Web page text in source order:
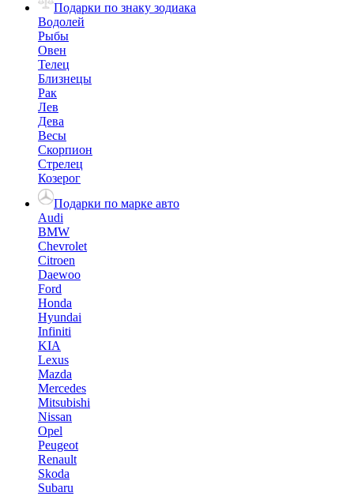
Подарки по знаку зодиака
Водолей
Рыбы
Овен
Телец
Близнецы
Рак
Лев
Дева
Весы
Скорпион
Стрелец
Козерог
Подарки по марке авто
Audi
BMW
Chevrolet
Citroen
Daewoo
Ford
Honda
Hyundai
Infiniti
KIA
Lexus
Mazda
Mercedes
Mitsubishi
Nissan
Opel
Peugeot
Renault
Skoda
Subaru